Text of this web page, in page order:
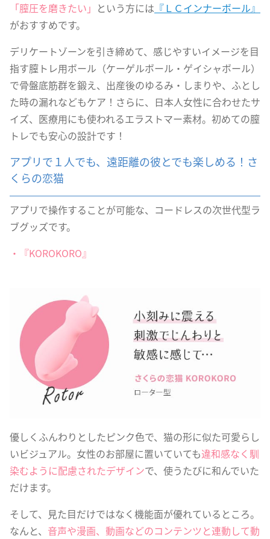
「膣圧を磨きたい」 という方には 『ＬＣインナーボール』
がおすすめです。
デリケートゾーンを引き締めて、感じやすいイメージを目
指す膣トレ用ボール（ケーゲルボール・ゲイシャボール）
で骨盤底筋群を鍛え、出産後のゆるみ・しまりや、ふとし
た時の漏れなどもケア！さらに、日本人女性に合わせたサ
イズ、医療用にも使われるエラストマー素材。初めての膣
トレでも安心の設計です！
アプリで１人でも、遠距離の彼とでも楽しめる！さ
くらの恋猫
アプリで操作することが可能な、コードレスの次世代型ラ
ブグッズです。
・『KOROKORO』
優しくふんわりとしたピンク色で、猫の形に似た可愛らし
いビジュアル。女性のお部屋に置いていても違和感なく馴
染むように配慮されたデザインで、使うたびに和んでいた
だけます。
そして、見た目だけではなく機能面が優れているところ。
なんと、 音声や漫画、動画などのコンテンツと連動して動